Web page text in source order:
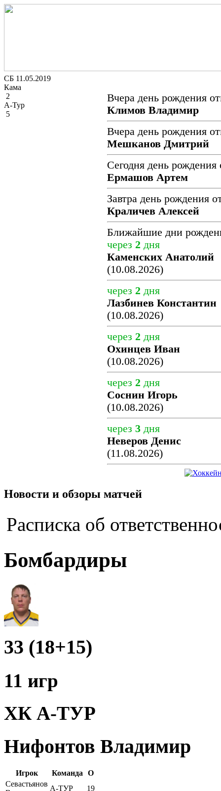
СБ 11.05.2019
Кама
2
А-Тур
5
Вчера день рождения
Климов Владимир
Вчера день рождения
Мешканов Дмитрий
Сегодня день рождения
Ермашов Артем
Завтра день рождения
Краличев Алексей
Ближайшие дни
через 2 дня
Каменских Анатолий
(10.08.2026)
через 2 дня
Лазбинев Константин
(10.08.2026)
через 2 дня
Охинцев Иван
(10.08.2026)
через 2 дня
Соснин Игорь
(10.08.2026)
через 3 дня
Неверов Денис
(11.08.2026)
Новости и обзоры матчей
Расписка об
Бомбардиры
33 (18+15)
11 игр
ХК А-ТУР
Нифонтов Владимир
Игрок Команда
О
Севастьянов
А-ТУР
19